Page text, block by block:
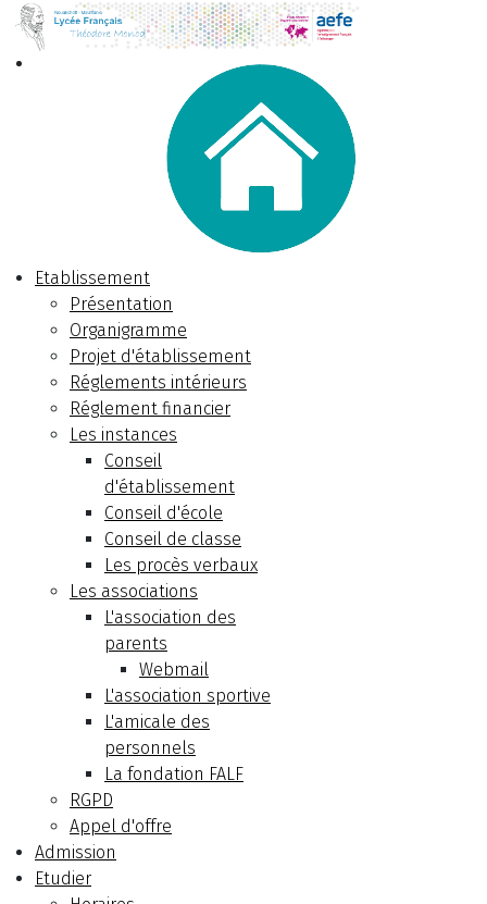
Etablissement
Présentation
Organigramme
Projet d'établissement
Réglements intérieurs
Réglement financier
Les instances
Conseil
d'établissement
Conseil d'école
Conseil de classe
Les procès verbaux
Les associations
L'association des
parents
Webmail
L'association sportive
L'amicale des
personnels
La fondation FALF
RGPD
Appel d'offre
Admission
Etudier